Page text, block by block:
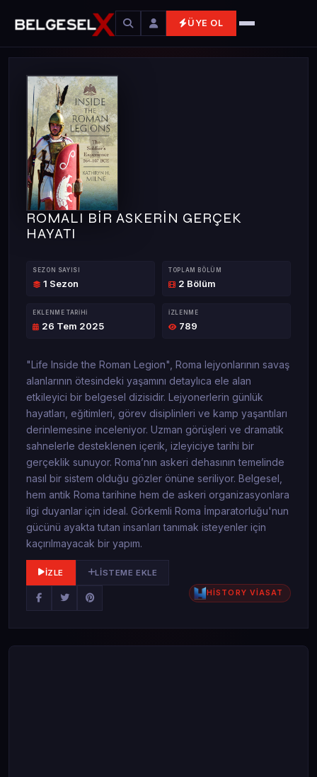
ÜYE OL
ROMALI BİR ASKERİN GERÇEK
HAYATI
SEZON SAYISI
1 Sezon
TOPLAM BÖLÜM
2 Bölüm
EKLENME TARIHI
26 Tem 2025
İZLENME
789
"Life Inside the Roman Legion", Roma lejyonlarının savaş
alanlarının ötesindeki yaşamını detaylıca ele alan
etkileyici bir belgesel dizisidir. Lejyonerlerin günlük
hayatları, eğitimleri, görev disiplinleri ve kamp yaşantıları
derinlemesine inceleniyor. Uzman görüşleri ve dramatik
sahnelerle desteklenen içerik, izleyiciye tarihi bir
gerçeklik sunuyor. Roma’nın askeri dehasının temelinde
nasıl bir sistem olduğu gözler önüne seriliyor. Belgesel,
hem antik Roma tarihine hem de askeri organizasyonlara
ilgi duyanlar için ideal. Görkemli Roma İmparatorluğu'nun
gücünü ayakta tutan insanları tanımak isteyenler için
kaçırılmayacak bir yapım.
İZLE LISTEME EKLE
HİSTORY VİASAT